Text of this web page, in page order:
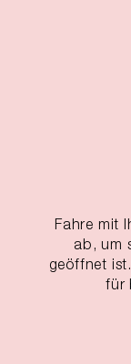
Fahre mit
ab, um
geöffnet
für